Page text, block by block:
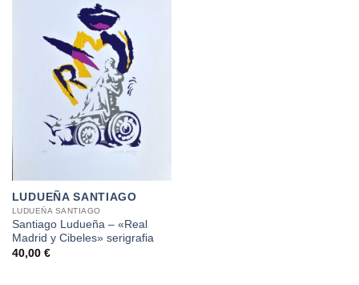
LUDUEÑA SANTIAGO
LUDUEÑA SANTIAGO
Santiago Ludueña – «Real
Madrid y Cibeles» serigrafia
40,00 €